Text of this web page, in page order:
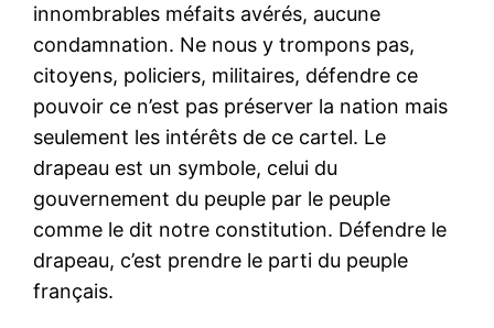
innombrables méfaits avérés, aucune
condamnation. Ne nous y trompons pas,
citoyens, policiers, militaires, défendre ce
pouvoir ce n’est pas préserver la nation mais
seulement les intérêts de ce cartel. Le
drapeau est un symbole, celui du
gouvernement du peuple par le peuple
comme le dit notre constitution. Défendre le
drapeau, c’est prendre le parti du peuple
français.